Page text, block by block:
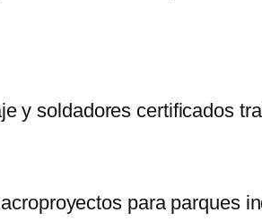
y soldadores certificados
para parques